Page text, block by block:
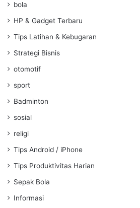
bola
HP & Gadget Terbaru
Tips Latihan & Kebugaran
Strategi Bisnis
otomotif
sport
Badminton
sosial
religi
Tips Android / iPhone
Tips Produktivitas Harian
Sepak Bola
Informasi